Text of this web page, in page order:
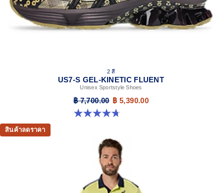
2 สี
US7-S GEL-KINETIC FLUENT
Unisex Sportstyle Shoes
฿ 7,700.00 ฿ 5,390.00
4.7 จาก 5 ดาว 18 รีวิว
สินค้าลดราคา